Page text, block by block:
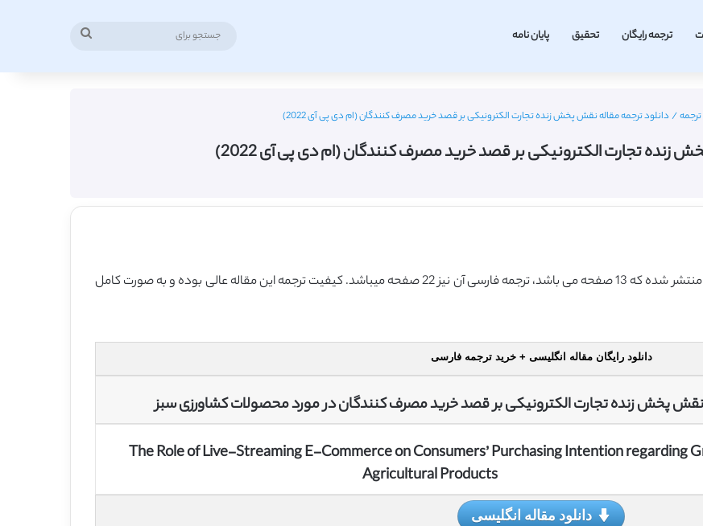
ترجمه رایگان تحقیق پایان نامه
/ دانلود ترجمه مقاله نقش پخش زنده تجارت الکترونیکی بر قصد خرید مصرف کنندگان (ام دی پی آی 2022)
زنده تجارت الکترونیکی بر قصد خرید مصرف کنندگان (ام دی پی آی 2022)
این مقاله انگلیسی ISI در نشریه ام دی پی آی در سال 2022 منتشر شده که 13 صفحه می باشد، ترجمه فارسی آن نیز 22 صفحه میباشد. کیفیت ترجمه این مقاله عالی بوده و به صورت کامل
دانلود رایگان مقاله انگلیسی + خرید ترجمه فارسی
نقش پخش زنده تجارت الکترونیکی بر قصد خرید مصرف کنندگان در مورد محصولات کشاورزی سبز
The Role of Live-Streaming E-Commerce on Consumers’ Purchasing Intention regarding
Agricultural Products
دانلود مقاله انگلیسی